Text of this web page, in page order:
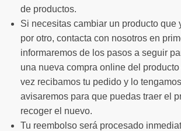
de productos.
Si necesitas cambiar un producto que
por otro, contacta con nosotros en
informaremos de los pasos a seguir
una nueva compra online del
vez recibamos tu pedido y lo
avisaremos para que puedas traer el
recoger el nuevo.
Tu reembolso será procesado